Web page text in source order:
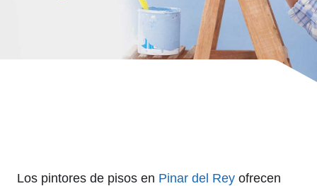
Los pintores de pisos en Pinar del Rey ofrecen